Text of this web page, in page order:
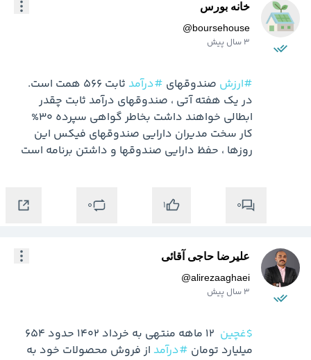
خانه بورس
@boursehouse
3 سال پیش
#ارزش صندوقهای #درآمد
روزها ، حفظ دارایی صندوقها و داشتن برنامه است
0
1
0
علیرضا حاجی آقائی
@alirezaaghaei
3 سال پیش
$غچین
میلیارد تومان #درآمد